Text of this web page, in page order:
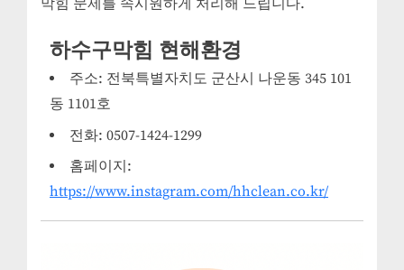
막힘 문제를 속시원하게 처리해 드립니다.
하수구막힘 현해환경
주소: 전북특별자치도 군산시 나운동 345 101
동 1101호
전화: 0507-1424-1299
홈페이지:
https://www.instagram.com/hhclean.co.kr/